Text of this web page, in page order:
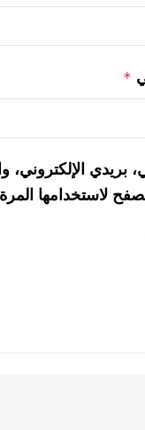
*
الإلكتروني،
لاستخدامها